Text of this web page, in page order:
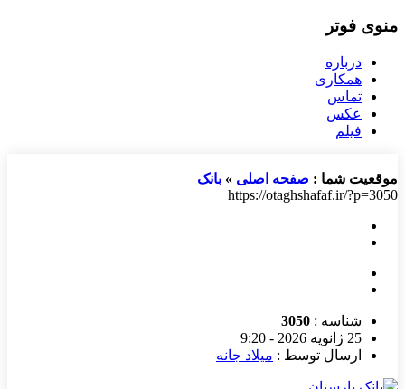
منوی فوتر
درباره
همکاری
تماس
عکس
فیلم
موقعیت شما : صفحه اصلی » بانک
https://otaghshafaf.ir/?p=3050
شناسه : 3050
25 ژانویه 2026 - 9:20
ارسال توسط : میلاد جانه